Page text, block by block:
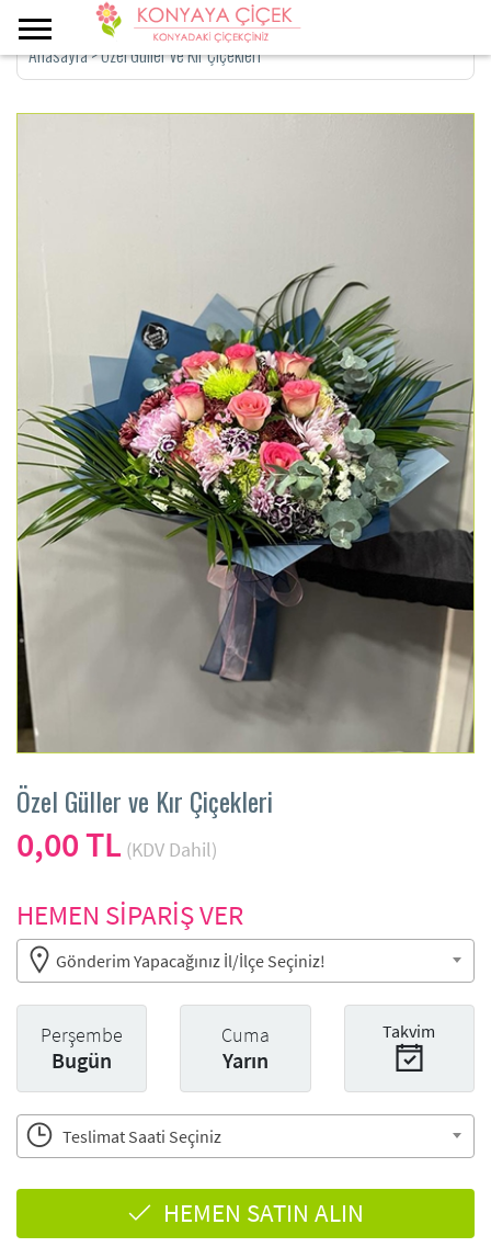
Anasayfa>Özel Güller ve Kır Çiçekleri
Özel Güller ve Kır Çiçekleri
0,00 TL (KDV Dahil)
HEMEN SİPARİŞ VER
Gönderim Yapacağınız İl/İlçe Seçiniz!
Perşembe
Bugün
Cuma
Yarın
Takvim
Teslimat Saati Seçiniz
HEMEN SATIN ALIN